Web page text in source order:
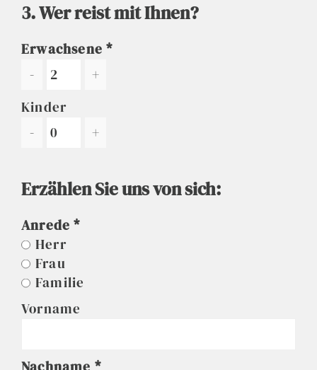
3. Wer reist mit Ihnen?
Erwachsene
-
+
Kinder
-
+
Erzählen Sie uns von sich:
Anrede
Herr
Frau
Familie
Vorname